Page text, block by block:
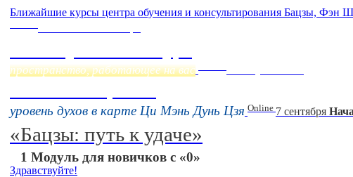
Ближайшие курсы центра обучения и консультирования Бацзы,
пространство, работающее на вас
уровень духов в карте Ци Мэнь Дунь Цзя Online 7 сентября
«Бацзы: путь к удаче»
1 Модуль для новичков с «0»
Здравствуйте!